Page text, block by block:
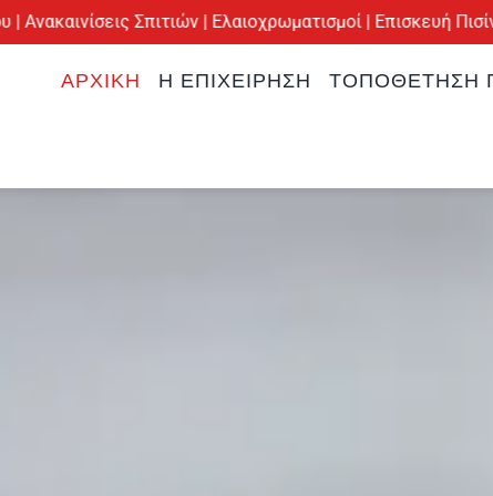
Σπιτιών | Ελαιοχρωματισμοί | Επισκευή Πισίνας |
ΑΡΧΙΚΉ Η ΕΠΙΧΕΊΡΗΣΗ ΤΟΠΟΘΈΤΗΣΗ